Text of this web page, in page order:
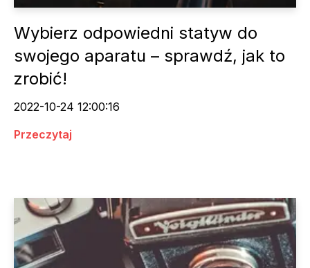
Wybierz odpowiedni statyw do
swojego aparatu – sprawdź, jak to
zrobić!
2022-10-24 12:00:16
Przeczytaj